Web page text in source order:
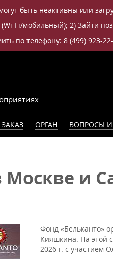
быть неактивны или
Fi/мобильный); 2) Зайти
по телефону: 8 (499) 923-
ОРГАН ВОПРОСЫ
и
Фонд «Бельканто»
Кияшкина. На этой
2026 г. с участием